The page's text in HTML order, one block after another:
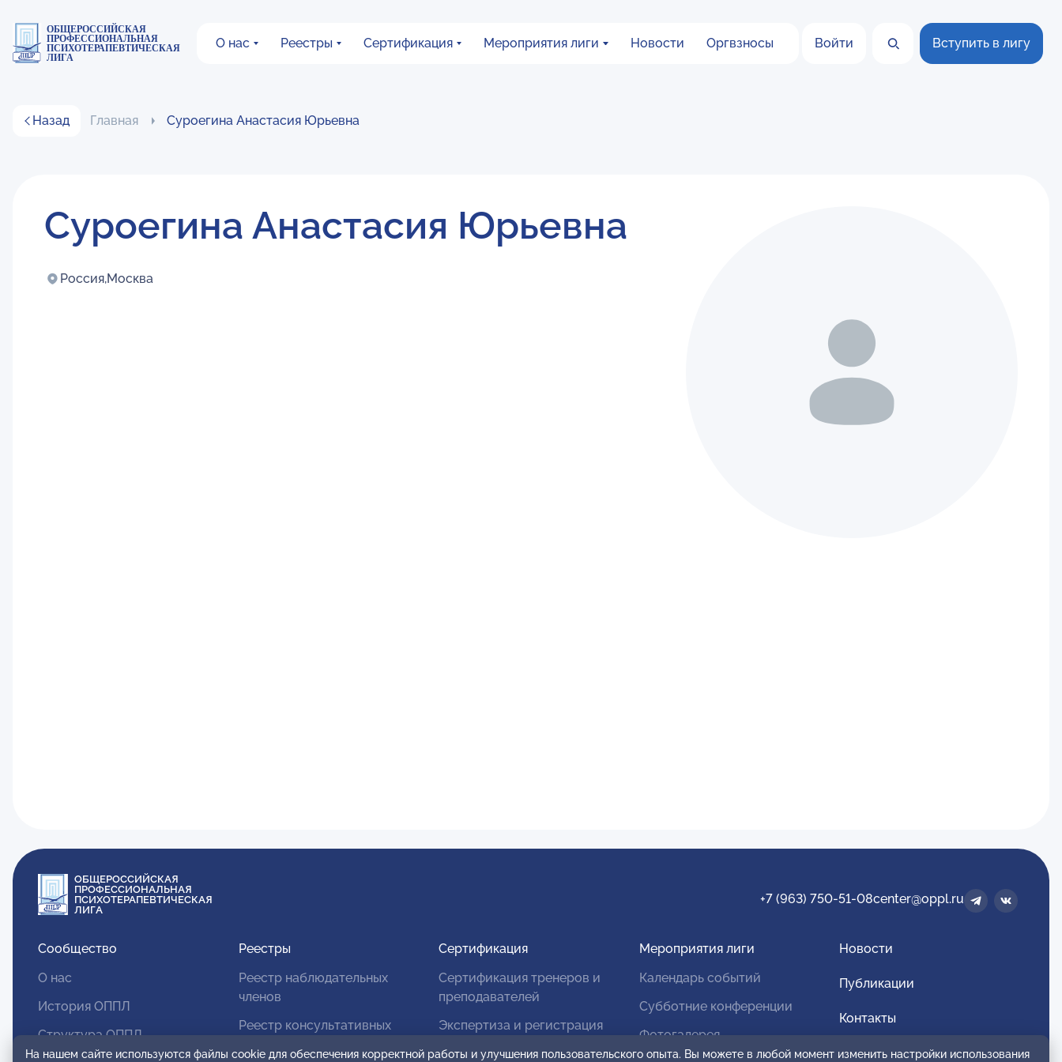
ОБЩЕРОССИЙСКАЯ
ПРОФЕССИОНАЛЬНАЯ
ПСИХОТЕРАПЕВТИЧЕСКАЯ
ЛИГА
О нас Реестры Сертификация Мероприятия лиги Новости Оргвзносы Войти Вступить в лигу
Назад Главная Суроегина Анастасия Юрьевна
Суроегина Анастасия Юрьевна
Россия,Москва
ОБЩЕРОССИЙСКАЯ
ПРОФЕССИОНАЛЬНАЯ
ПСИХОТЕРАПЕВТИЧЕСКАЯ
ЛИГА
+7 (963) 750-51-08center@oppl.ru
Сообщество
О нас
История ОППЛ
Структура ОППЛ
Реестры
Реестр наблюдательных
членов
Реестр консультативных
Сертификация
Сертификация тренеров и
преподавателей
Экспертиза и регистрация
Мероприятия лиги
Календарь событий
Субботние конференции
Фотогалерея
Новости
Публикации
Контакты
Для спонсоров и партнеров
На нашем сайте используются файлы cookie для обеспечения корректной работы и улучшения пользовательского опыта. Вы можете в любой момент изменить настройки использования